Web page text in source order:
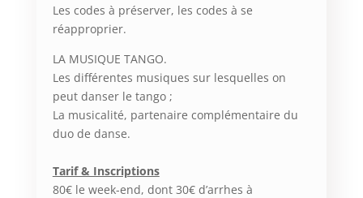
Les codes à préserver, les codes à se
réapproprier.
LA MUSIQUE TANGO.
Les différentes musiques sur lesquelles on
peut danser le tango ;
La musicalité, partenaire complémentaire du
duo de danse.
Tarif & Inscriptions
80€ le week-end, dont 30€ d’arrhes à